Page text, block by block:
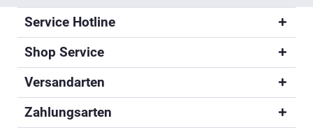
Service Hotline
Shop Service
Versandarten
Zahlungsarten